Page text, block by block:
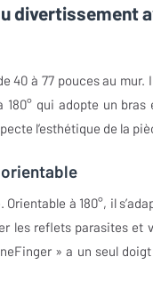
divertissement
40 à 77 pouces au
qui adopte un
l’esthétique de la
à 180°, il
les reflets parasites et
» a un seul